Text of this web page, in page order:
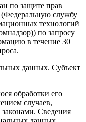
по защите прав
службу
технологий
по запросу
в течение 30
данных. Субъект
обработки его
случаев,
Сведения